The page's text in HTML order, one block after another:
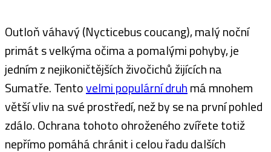
Outloň váhavý (Nycticebus coucang), malý noční
primát s velkýma očima a pomalými pohyby, je
jedním z nejikoničtějších živočichů žijících na
Sumatře. Tentovelmi populární druhmá mnohem
větší vliv na své prostředí, než by se na první pohled
zdálo. Ochrana tohoto ohroženého zvířete totiž
nepřímo pomáhá chránit i celou řadu dalších